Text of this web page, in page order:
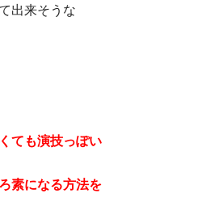
出来そうな
ても演技っぽい
素になる方法を